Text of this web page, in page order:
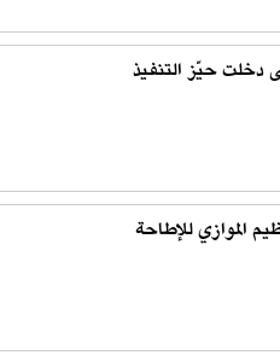
حيّز التنفيذ
الموازي للإطاحة